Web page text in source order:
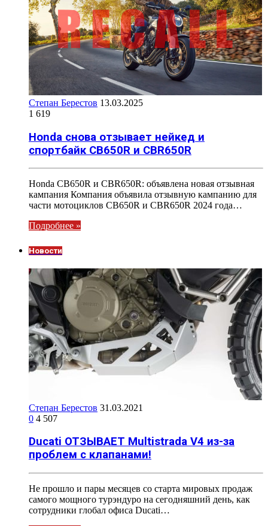
Степан Берестов 13.03.2025
1 619
Honda снова отзывает нейкед и
спортбайк CB650R и CBR650R
Honda CB650R и CBR650R: объявлена новая отзывная
кампания Компания объявила отзывную кампанию для
части мотоциклов CB650R и CBR650R 2024 года…
Подробнее »
Новости
Степан Берестов 31.03.2021
0 4 507
Ducati ОТЗЫВАЕТ Multistrada V4 из-за
проблем с клапанами!
Не прошло и пары месяцев со старта мировых продаж
самого мощного турэндуро на сегодняшний день, как
сотрудники глобал офиса Ducati…